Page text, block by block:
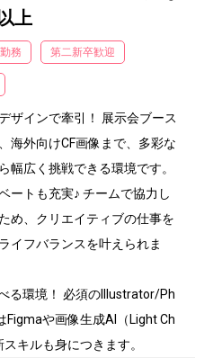
上
務 第二新卒歓迎
ザインで牽引！ 展示会ブース
海外向けCF画像まで、多彩な
幅広く挑戦できる環境です。
ートも充実♪ チームで協力し
め、クリエイティブの仕事を
イフバランスを叶えられま
る環境！ 必須のIllustrator/Ph
や画像生成AI（Light Ch
キルも身につきます。